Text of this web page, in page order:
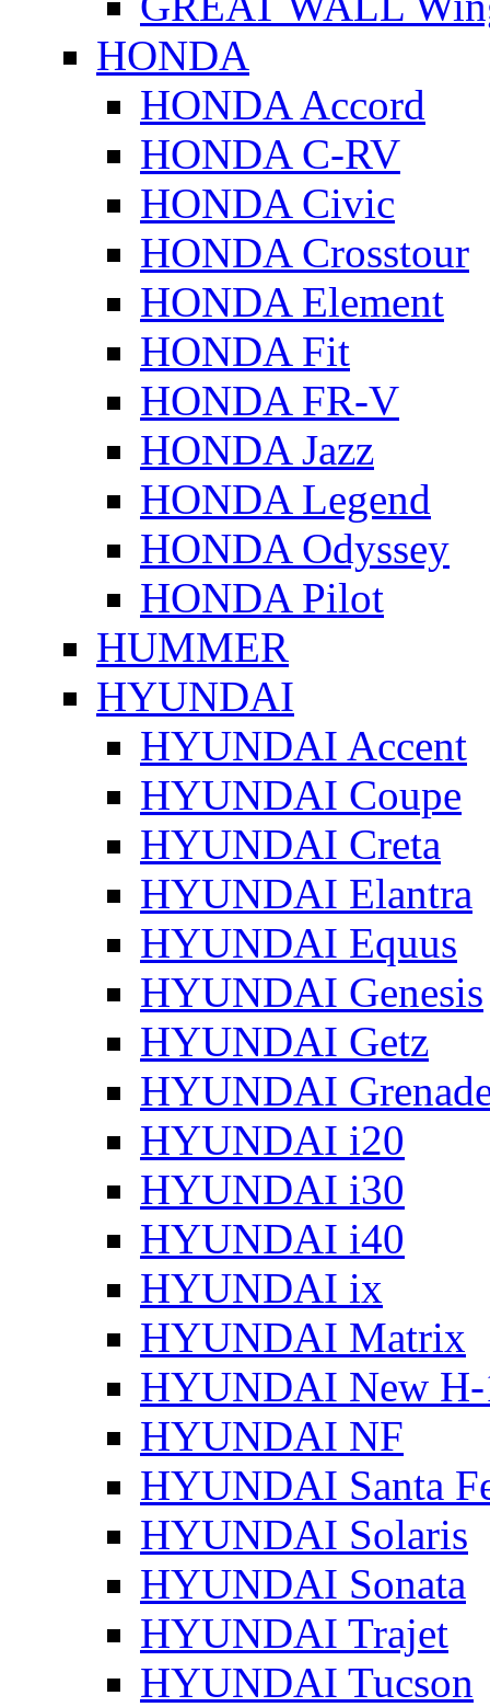
HONDA
HONDA Accord
HONDA C-RV
HONDA Civic
HONDA Crosstour
HONDA Element
HONDA Fit
HONDA FR-V
HONDA Jazz
HONDA Legend
HONDA Odyssey
HONDA Pilot
HUMMER
HYUNDAI
HYUNDAI Accent
HYUNDAI Coupe
HYUNDAI Creta
HYUNDAI Elantra
HYUNDAI Equus
HYUNDAI Genesis
HYUNDAI Getz
HYUNDAI
HYUNDAI i20
HYUNDAI i30
HYUNDAI i40
HYUNDAI ix
HYUNDAI Matrix
HYUNDAI New
HYUNDAI NF
HYUNDAI Santa
HYUNDAI Solaris
HYUNDAI Sonata
HYUNDAI Trajet
HYUNDAI Tucson